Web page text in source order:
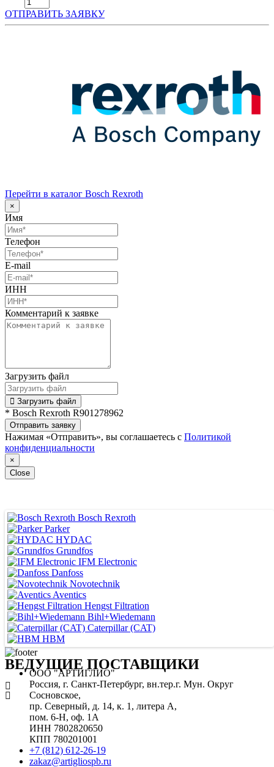
ОТПРАВИТЬ ЗАЯВКУ
Перейти в каталог Bosch Rexroth
×
Имя
Телефон
E-mail
ИНН
Комментарий к заявке
Загрузить файл
Загрузить файл
* Bosch Rexroth R901278962
Отправить заявку
Нажимая «Отправить», вы соглашаетесь с Политикой
конфиденциальности
×
Close
ВЕДУЩИЕ ПОСТАВЩИКИ
Bosch Rexroth
Parker
HYDAC
Grundfos
IFM Electronic
Danfoss
Novotechnik
Aventics
Hengst Filtration
Bihl+Wiedemann
Caterpillar (CAT)
HBM
ООО "АРТИГЛИО"
Россия, г. Санкт-Петербург, вн.тер.г. Мун. Округ
Сосновское,
пр. Северный, д. 14, к. 1, литера А,
пом. 6-Н, оф. 1А
ИНН 7802820650
КПП 780201001
+7 (812) 612-26-19
zakaz@artigliospb.ru